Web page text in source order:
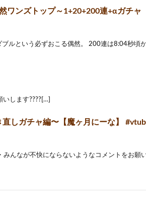
ワンズトップ～1+20+200連+αガチャ
ルという必ずおこる偶然。 200連は8:04秒頃
します????[…]
直しガチャ編〜【魔ヶ月にーな】
んなが不快にならないようなコメントをお願